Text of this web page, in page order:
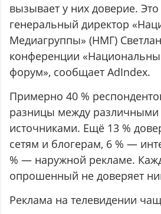
вызывает у них доверие.
генеральный директор
Медиагруппы» (НМГ)
конференции
форум», сообщает AdIndex.
Примерно 40 %
разницы между
источниками. Ещё 13 %
сетям и блогерам, 6 % —
% — наружной рекламе.
опрошенный не доверяет
Реклама на телевидении